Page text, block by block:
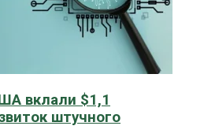
вклали $1,1
штучного